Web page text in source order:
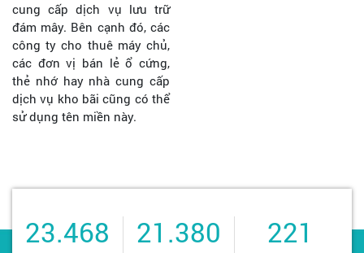
cung cấp dịch vụ lưu trữ
đám mây. Bên cạnh đó, các
công ty cho thuê máy chủ,
các đơn vị bán lẻ ổ cứng,
thẻ nhớ hay nhà cung cấp
dịch vụ kho bãi cũng có thể
sử dụng tên miền này.
23.468 21.380 221